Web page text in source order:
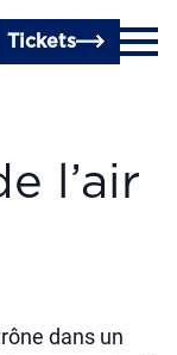
Tickets
l’air
dans un